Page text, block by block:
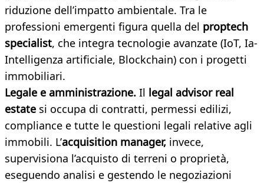
riduzione dell’impatto ambientale. Tra le
professioni emergenti figura quella del proptech
specialist, che integra tecnologie avanzate (IoT, Ia-
Intelligenza artificiale, Blockchain) con i progetti
immobiliari.
Legale e amministrazione. Il legal advisor real
estate si occupa di contratti, permessi edilizi,
compliance e tutte le questioni legali relative agli
immobili. L’acquisition manager, invece,
supervisiona l’acquisto di terreni o proprietà,
eseguendo analisi e gestendo le negoziazioni